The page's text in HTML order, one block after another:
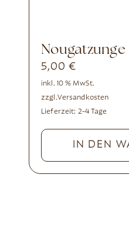
Nougatzunge
5,00 €
inkl. 10 % MwSt.
zzgl.Versandkosten
Lieferzeit: 2-4 Tage
IN DEN